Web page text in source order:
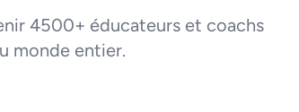
4500+ éducateurs et coachs
monde entier.